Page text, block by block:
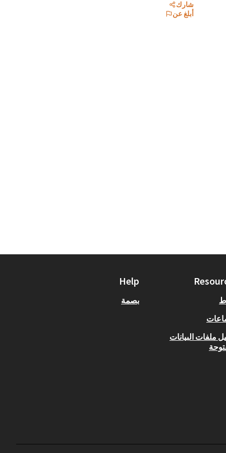
شارك
أبلغ عن
ملفات البيانات
Help
بصمة